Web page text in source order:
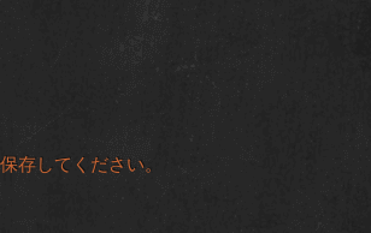
存してください。